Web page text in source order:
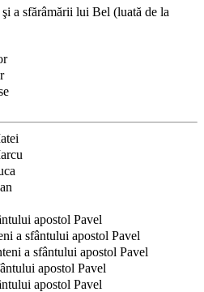
a sfărâmării lui Bel (luată de la
apostol Pavel
a sfântului apostol Pavel
a sfântului apostol Pavel
apostol Pavel
apostol Pavel